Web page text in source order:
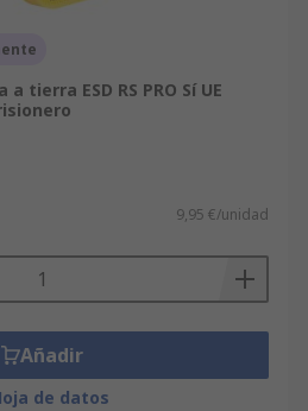
tierra ESD RS PRO Sí UE
9,95 €/unidad
Añadir
de datos